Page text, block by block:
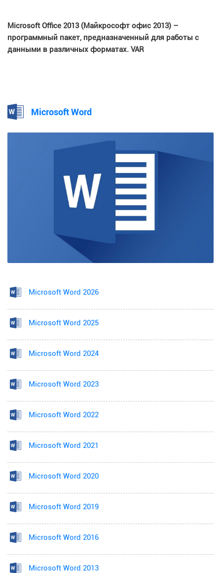
Microsoft Office 2013 (Майкрософт офис 2013) –
программный пакет, предназначенный для работы с
данными в различных форматах. VAR
Microsoft Word
Microsoft Word 2026
Microsoft Word 2025
Microsoft Word 2024
Microsoft Word 2023
Microsoft Word 2022
Microsoft Word 2021
Microsoft Word 2020
Microsoft Word 2019
Microsoft Word 2016
Microsoft Word 2013